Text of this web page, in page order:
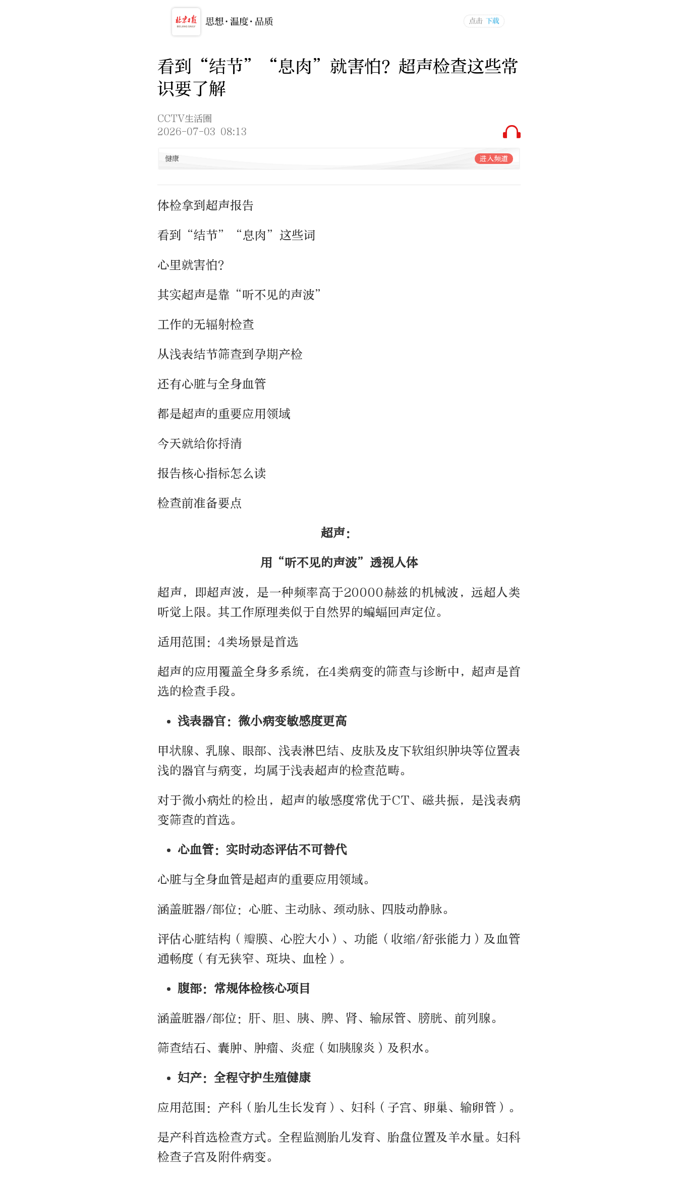
看到“结节”“息肉”就害怕？超声检查这些常
识要了解
CCTV生活圈
2026-07-03 08:13
健康 进入频道
体检拿到超声报告
看到“结节”“息肉”这些词
心里就害怕？
其实超声是靠“听不见的声波”
工作的无辐射检查
从浅表结节筛查到孕期产检
还有心脏与全身血管
都是超声的重要应用领域
今天就给你捋清
报告核心指标怎么读
检查前准备要点
超声：
用“听不见的声波”透视人体
超声，即超声波，是一种频率高于20000赫兹的机械波，远超人类
听觉上限。其工作原理类似于自然界的蝙蝠回声定位。
适用范围：4类场景是首选
超声的应用覆盖全身多系统，在4类病变的筛查与诊断中，超声是首
选的检查手段。
浅表器官：微小病变敏感度更高
甲状腺、乳腺、眼部、浅表淋巴结、皮肤及皮下软组织肿块等位置表
浅的器官与病变，均属于浅表超声的检查范畴。
对于微小病灶的检出，超声的敏感度常优于CT、磁共振，是浅表病
变筛查的首选。
心血管：实时动态评估不可替代
心脏与全身血管是超声的重要应用领域。
涵盖脏器/部位：心脏、主动脉、颈动脉、四肢动静脉。
评估心脏结构（瓣膜、心腔大小）、功能（收缩/舒张能力）及血管
通畅度（有无狭窄、斑块、血栓）。
腹部：常规体检核心项目
涵盖脏器/部位：肝、胆、胰、脾、肾、输尿管、膀胱、前列腺。
筛查结石、囊肿、肿瘤、炎症（如胰腺炎）及积水。
妇产：全程守护生殖健康
应用范围：产科（胎儿生长发育）、妇科（子宫、卵巢、输卵管）。
是产科首选检查方式。全程监测胎儿发育、胎盘位置及羊水量。妇科
检查子宫及附件病变。